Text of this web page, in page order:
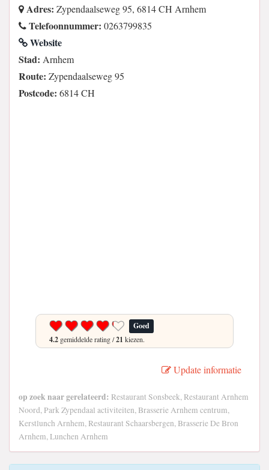
Adres: Zypendaalseweg 95, 6814 CH Arnhem
Telefoonnummer: 0263799835
Website
Stad: Arnhem
Route: Zypendaalseweg 95
Postcode: 6814 CH
Goed
4.2 gemiddelde rating /21 kiezen.
Update informatie
op zoek naar gerelateerd: Restaurant Sonsbeek, Restaurant Arnhem
Noord, Park Zypendaal activiteiten, Brasserie Arnhem centrum,
Kerstlunch Arnhem, Restaurant Schaarsbergen, Brasserie De Bron
Arnhem, Lunchen Arnhem